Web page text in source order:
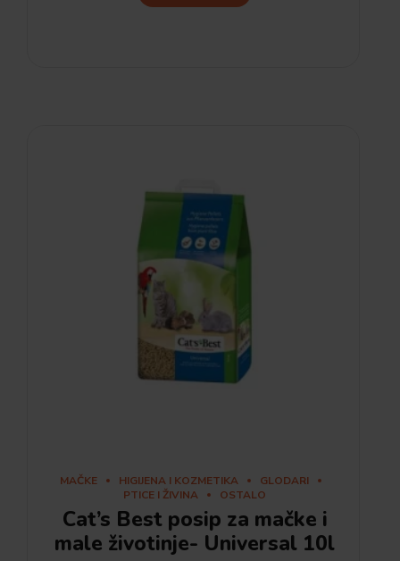
MAČKE HIGIJENA I KOZMETIKA
GLODARI
PTICE I ŽIVINA
OSTALO
Cat’s Best posip za mačke i
male životinje- Universal 10l